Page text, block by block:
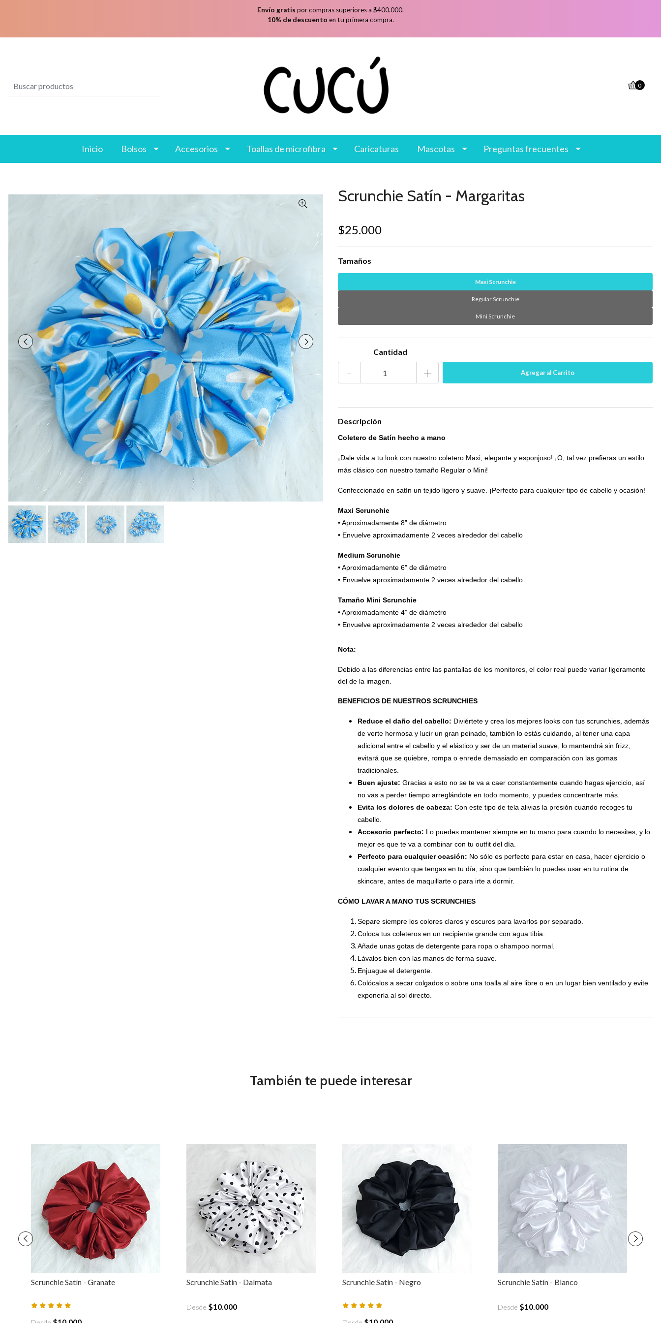
Envío gratis por compras superiores a $400.000.
10% de descuento en tu primera compra.
0
Inicio Bolsos Accesorios Toallas de microfibra Caricaturas Mascotas Preguntas frecuentes
Scrunchie Satín - Margaritas
$25.000
Tamaños
Maxi Scrunchie
Regular Scrunchie
Mini Scrunchie
Cantidad
- +
Descripción
Coletero de Satín hecho a mano
¡Dale vida a tu look con nuestro coletero Maxi, elegante y esponjoso! ¡O, tal vez prefieras un estilo
más clásico con nuestro tamaño Regular o Mini!
Confeccionado en satín un tejido ligero y suave. ¡Perfecto para cualquier tipo de cabello y ocasión!
Maxi Scrunchie
• Aproximadamente 8” de diámetro
• Envuelve aproximadamente 2 veces alrededor del cabello
Medium Scrunchie
• Aproximadamente 6” de diámetro
• Envuelve aproximadamente 2 veces alrededor del cabello
Tamaño Mini Scrunchie
• Aproximadamente 4” de diámetro
• Envuelve aproximadamente 2 veces alrededor del cabello
Nota:
Debido a las diferencias entre las pantallas de los monitores, el color real puede variar ligeramente
del de la imagen.
BENEFICIOS DE NUESTROS SCRUNCHIES
Reduce el daño del cabello: Diviértete y crea los mejores looks con tus scrunchies, además
de verte hermosa y lucir un gran peinado, también lo estás cuidando, al tener una capa
adicional entre el cabello y el elástico y ser de un material suave, lo mantendrá sin frizz,
evitará que se quiebre, rompa o enrede demasiado en comparación con las gomas
tradicionales.
Buen ajuste: Gracias a esto no se te va a caer constantemente cuando hagas ejercicio, así
no vas a perder tiempo arreglándote en todo momento, y puedes concentrarte más.
Evita los dolores de cabeza: Con este tipo de tela alivias la presión cuando recoges tu
cabello.
Accesorio perfecto: Lo puedes mantener siempre en tu mano para cuando lo necesites, y lo
mejor es que te va a combinar con tu outfit del día.
Perfecto para cualquier ocasión: No sólo es perfecto para estar en casa, hacer ejercicio o
cualquier evento que tengas en tu día, sino que también lo puedes usar en tu rutina de
skincare, antes de maquillarte o para irte a dormir.
CÓMO LAVAR A MANO TUS SCRUNCHIES
Separe siempre los colores claros y oscuros para lavarlos por separado.
Coloca tus coleteros en un recipiente grande con agua tibia.
Añade unas gotas de detergente para ropa o shampoo normal.
Lávalos bien con las manos de forma suave.
Enjuague el detergente.
Colócalos a secar colgados o sobre una toalla al aire libre o en un lugar bien ventilado y evite
exponerla al sol directo.
También te puede interesar
Scrunchie Satín - Granate Scrunchie Satín - Dalmata
Desde $10.000
Scrunchie Satín - Negro Scrunchie Satín - Blanco
Desde $10.000